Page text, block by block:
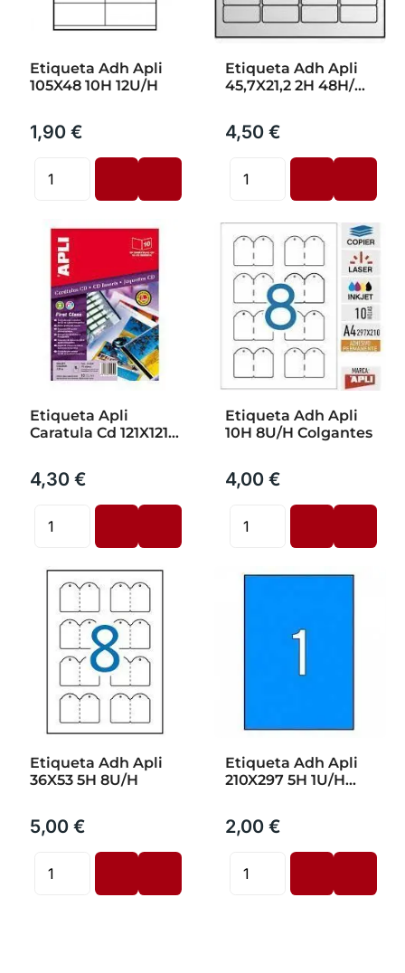
Etiqueta Adh Apli
105X48 10H 12U/H
1,90 €
Etiqueta Adh Apli
45,7X21,2 2H 48H/H
4,50 €
Etiqueta Apli
Caratula Cd 121X121
4,30 €
Etiqueta Adh Apli
10H 8U/H Colgantes
4,00 €
Etiqueta Adh Apli
36X53 5H 8U/H
5,00 €
Etiqueta Adh Apli
210X297 5H 1U/H
2,00 €